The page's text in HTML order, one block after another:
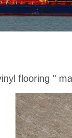
flooring "